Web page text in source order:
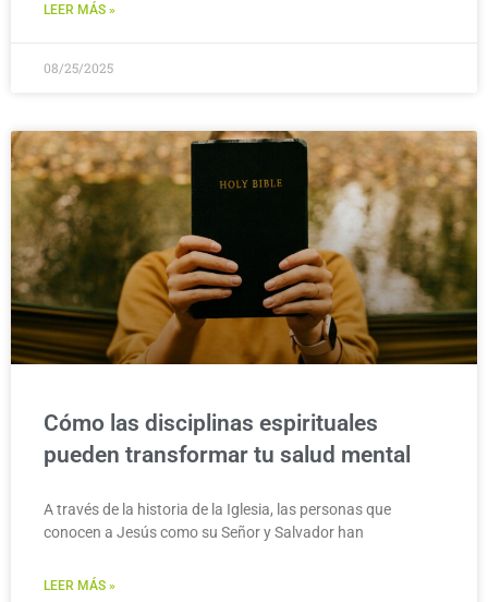
LEER MÁS »
08/25/2025
Cómo las disciplinas espirituales
pueden transformar tu salud mental
A través de la historia de la Iglesia, las personas que
conocen a Jesús como su Señor y Salvador han
LEER MÁS »